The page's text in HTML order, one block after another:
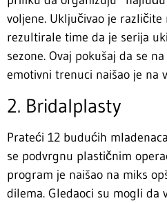
voljene. Uključivao je
rezultirale time da je serija
sezone. Ovaj pokušaj da se
emotivni trenuci naišao je na
2. Bridalplasty
Prateći 12 budućih
se podvrgnu plastičnim
program je naišao na miks
dilema. Gledaoci su mogli da